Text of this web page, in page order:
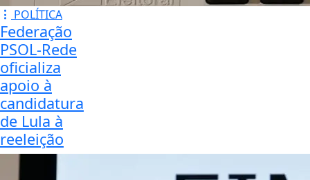
POLÍTICA
Federação
PSOL-Rede
oficializa
apoio à
candidatura
de Lula à
reeleição